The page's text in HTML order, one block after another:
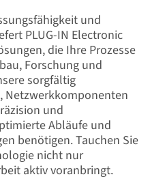
und
PLUG-IN Electronic
die Ihre Prozesse
Forschung und
sorgfältig
Netzwerkkomponenten
und
Abläufe und
benötigen. Tauchen Sie
nicht nur
aktiv voranbringt.